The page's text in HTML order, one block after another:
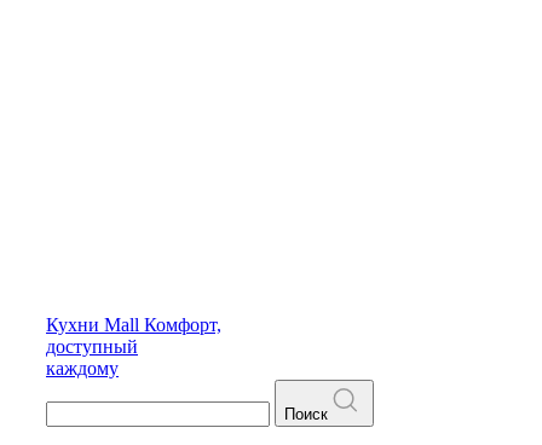
Кухни Mall Комфорт,
доступный
каждому
Поиск